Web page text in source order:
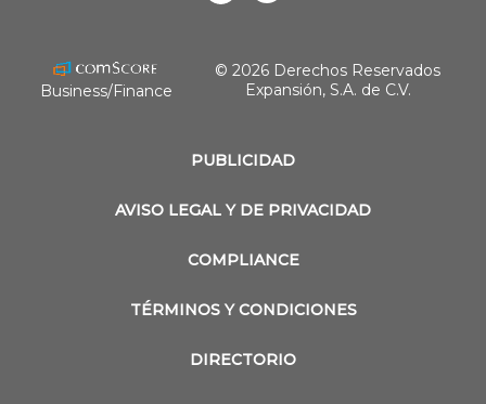
PUBLICIDAD
AVISO LEGAL Y DE PRIVACIDAD
COMPLIANCE
TÉRMINOS Y CONDICIONES
DIRECTORIO
Business/Finance
© 2026 Derechos Reservados
Expansión, S.A. de C.V.